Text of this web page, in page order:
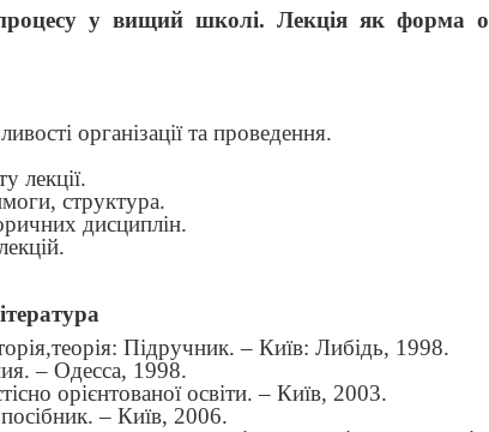
у вищий школі. Лекція як форма
організації та проведення.
лекції.
структура.
дисциплін.
Підручник. – Київ: Либідь, 1998.
– Одесса, 1998.
орієнтованої освіти. – Київ, 2003.
– Київ, 2006.